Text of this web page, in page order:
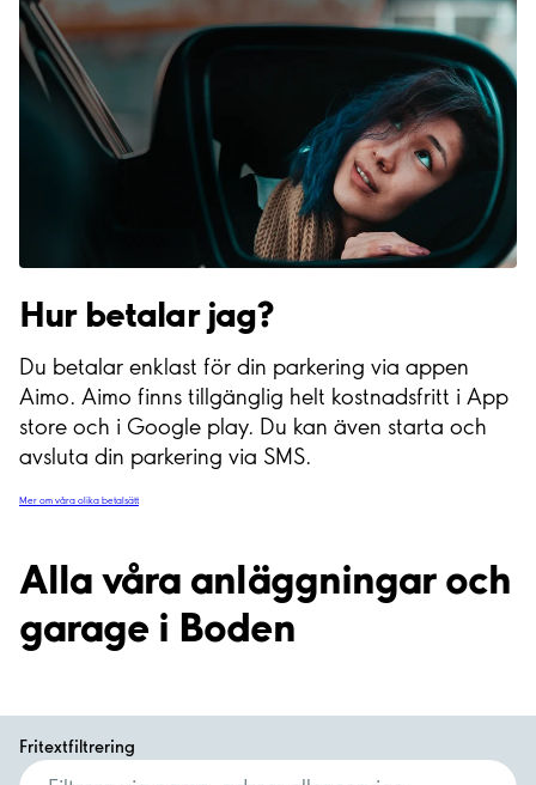
Hur betalar jag?
Du betalar enklast för din parkering via appen
Aimo. Aimo finns tillgänglig helt kostnadsfritt i App
store och i Google play. Du kan även starta och
avsluta din parkering via SMS.
Mer om våra olika betalsätt
Alla våra anläggningar och
garage i Boden
Fritextfiltrering